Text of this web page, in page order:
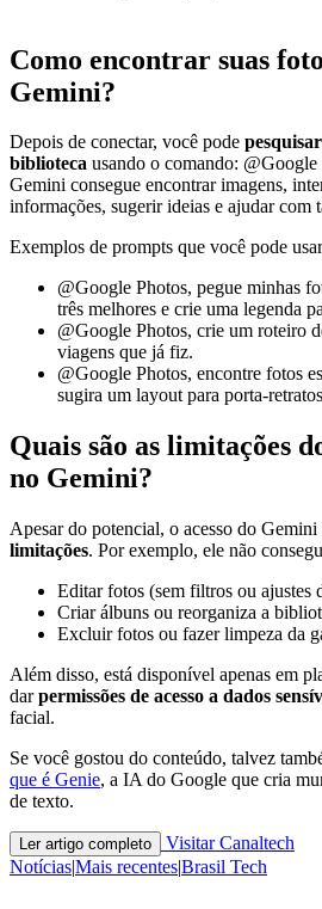
Como encontrar suas
Gemini?
Depois de conectar, você pode
biblioteca usando o comando:
Gemini consegue encontrar imagens,
informações, sugerir ideias e ajudar com
Exemplos de prompts que você pode
@Google Photos, pegue minhas
três melhores e crie uma legenda
@Google Photos, crie um roteiro
viagens que já fiz.
@Google Photos, encontre fotos
sugira um layout para porta-
Quais são as limitações
no Gemini?
Apesar do potencial, o acesso do
limitações. Por exemplo, ele não
Editar fotos (sem filtros ou ajustes
Criar álbuns ou reorganiza a
Excluir fotos ou fazer limpeza da
Além disso, está disponível apenas em
darpermissões de acesso a dados
facial.
Se você gostou do conteúdo, talvez
que é Genie, a IA do Google que cria
de texto.
Ler artigo completo
Visitar Canaltech
Notícias|Mais recentes|Brasil Tech